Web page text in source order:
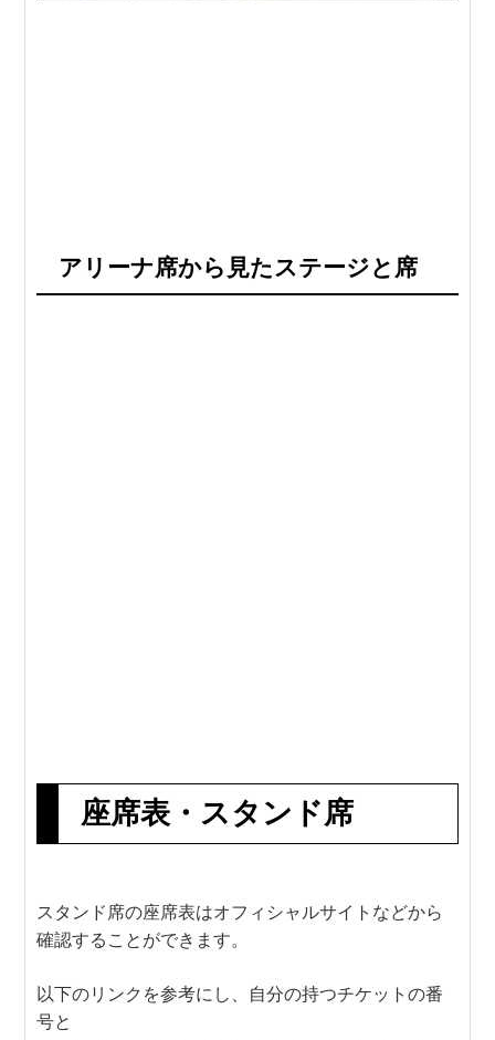
アリーナ席から見たステージと席
座席表・スタンド席
スタンド席の座席表はオフィシャルサイトなどから
確認することができます。
以下のリンクを参考にし、自分の持つチケットの番
号と